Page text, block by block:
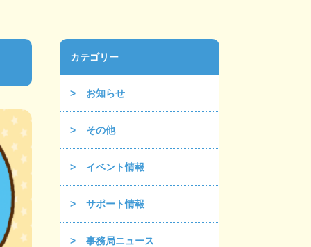
カテゴリー
お知らせ
その他
イベント情報
サポート情報
事務局ニュース